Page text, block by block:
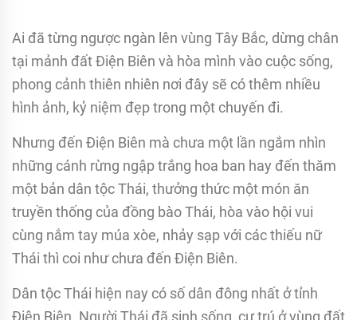
Ai đã từng ngược ngàn lên vùng Tây Bắc, dừng chân
tại mảnh đất Điện Biên và hòa mình vào cuộc sống,
phong cảnh thiên nhiên nơi đây sẽ có thêm nhiều
hình ảnh, kỷ niệm đẹp trong một chuyến đi.
Nhưng đến Điện Biên mà chưa một lần ngắm nhìn
những cánh rừng ngập trắng hoa ban hay đến thăm
một bản dân tộc Thái, thưởng thức một món ăn
truyền thống của đồng bào Thái, hòa vào hội vui
cùng nắm tay múa xòe, nhảy sạp với các thiếu nữ
Thái thì coi như chưa đến Điện Biên.
Dân tộc Thái hiện nay có số dân đông nhất ở tỉnh